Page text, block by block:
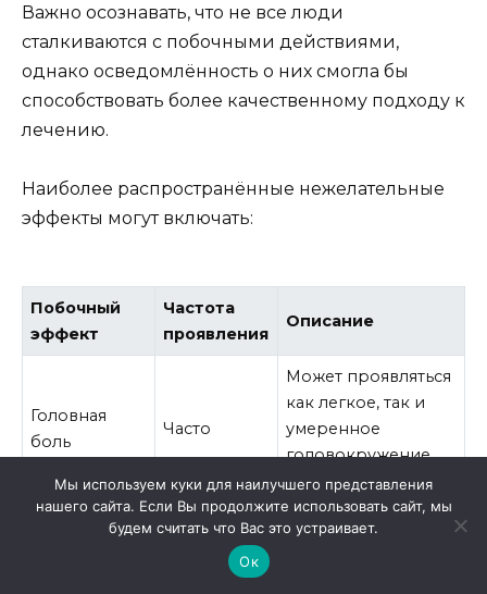
Важно осознавать, что не все люди
сталкиваются с побочными действиями,
однако осведомлённость о них смогла бы
способствовать более качественному подходу к
лечению.
Наиболее распространённые нежелательные
эффекты могут включать:
Побочный
эффект
Частота
проявления
Описание
Головная
боль
Часто
Может проявляться
как легкое, так и
умеренное
головокружение,
требующее отдыха.
Умеренно
Области кожи
Мы используем куки для наилучшего представления
нашего сайта. Если Вы продолжите использовать сайт, мы
будем считать что Вас это устраивает.
Ок